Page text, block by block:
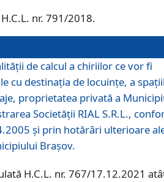
nr. 791/2018.
de calcul a chiriilor ce vor fi
cu destinaţia de locuinţe, a
proprietatea privată a
Societăţii RIAL S.R.L.,
și prin hotărâri ulterioare
Braşov.
H.C.L. nr. 767/17.12.2021